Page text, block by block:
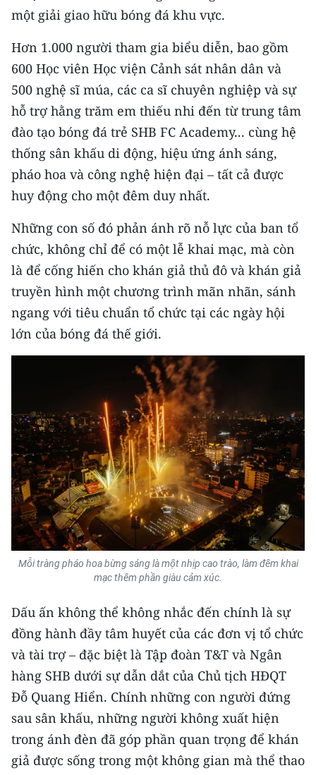
ENGLISH
中文
FRANÇAIS
РУССКИЙ
ESPAÑOL
한국어
một giải giao hữu bóng đá khu vực.
Hơn 1.000 người tham gia biểu diễn, bao gồm
600 Học viên Học viện Cảnh sát nhân dân và
500 nghệ sĩ múa, các ca sĩ chuyên nghiệp và sự
hỗ trợ hằng trăm em thiếu nhi đến từ trung tâm
đào tạo bóng đá trẻ SHB FC Academy... cùng hệ
thống sân khấu di động, hiệu ứng ánh sáng,
pháo hoa và công nghệ hiện đại – tất cả được
huy động cho một đêm duy nhất.
Những con số đó phản ánh rõ nỗ lực của ban tổ
chức, không chỉ để có một lễ khai mạc, mà còn
là để cống hiến cho khán giả thủ đô và khán giả
truyền hình một chương trình mãn nhãn, sánh
ngang với tiêu chuẩn tổ chức tại các ngày hội
lớn của bóng đá thế giới.
Mỗi tràng pháo hoa bừng sáng là một nhịp cao trào, làm đêm khai
mạc thêm phần giàu cảm xúc.
Dấu ấn không thể không nhắc đến chính là sự
đồng hành đầy tâm huyết của các đơn vị tổ chức
và tài trợ – đặc biệt là Tập đoàn T&T và Ngân
hàng SHB dưới sự dẫn dắt của Chủ tịch HĐQT
Đỗ Quang Hiển. Chính những con người đứng
sau sân khấu, những người không xuất hiện
trong ánh đèn đã góp phần quan trọng để khán
giả được sống trong một không gian mà thể thao